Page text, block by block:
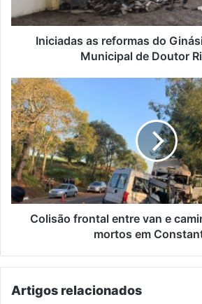
Municipal
de
DoutorIniciadas as reformas do
Municipal de Doutor
Colisão
frontal
entre
van
e
caminhão
deixa
sete
mortos
Colisão frontal entre van e
mortos em
Artigos relacionados